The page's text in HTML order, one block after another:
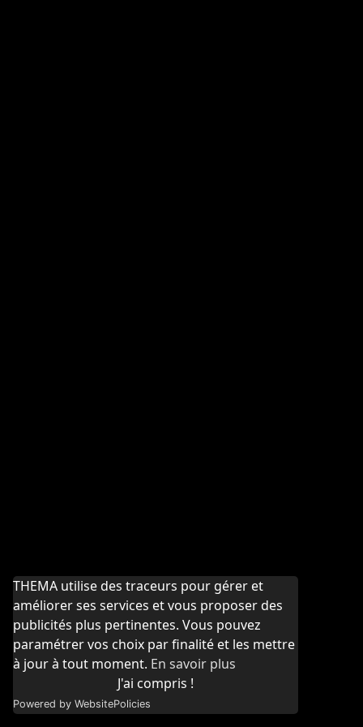
THEMA utilise des traceurs pour gérer et
améliorer ses services et vous proposer des
publicités plus pertinentes. Vous pouvez
paramétrer vos choix par finalité et les mettre
à jour à tout moment. En savoir plus
J'ai compris !
Powered by WebsitePolicies